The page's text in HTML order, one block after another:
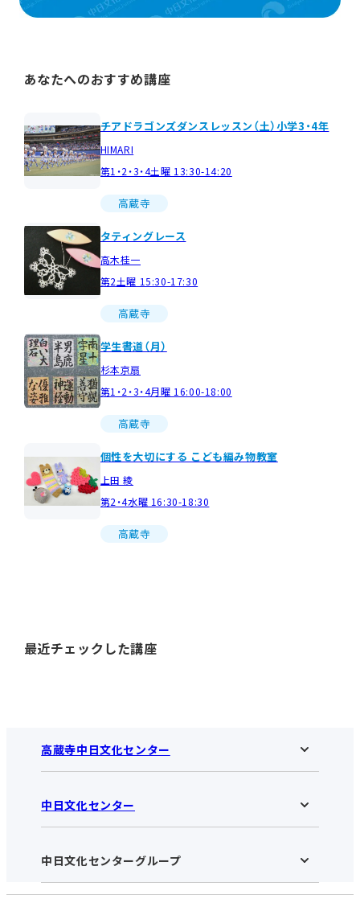
あなたへのおすすめ講座
チアドラゴンズダンスレッスン（土）小学3・4年
HIMARI
第1・2・3・4土曜 13:30-14:20
高蔵寺
タティングレース
高木桂一
第2土曜 15:30-17:30
高蔵寺
学生書道（月）
杉本京扇
第1・2・3・4月曜 16:00-18:00
高蔵寺
個性を大切にする こども編み物教室
上田 綾
第2・4水曜 16:30-18:30
高蔵寺
最近チェックした講座
高蔵寺中日文化センター
高蔵寺中日文化センターHOME
お知らせ
アクセス･営業時間
お申し込みの流れ
入会と受講のご案内
中日文化センター
中日文化センターHOME
中日文化センターとは
受講規約・会員特典
中日文化センターグループ